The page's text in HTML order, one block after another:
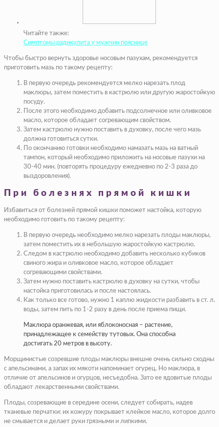
Читайте также:
Симптомы радикулита у мужчин пояснице
Чтобы быстро вернуть здоровье носовым пазухам, рекомендуется
приготовить мазь по такому рецепту:
В первую очередь рекомендуется мелко нарезать плод
маклюры, затем поместить в кастрюлю или другую жаростойкую
посуду.
После этого необходимо добавить подсолнечное или оливковое
масло, которое обладает согревающим свойством.
Затем кастрюлю нужно поставить в духовку, после чего мазь
должна готовиться сутки.
По окончанию готовки необходимо намазать мазь на ватный
тампон, который необходимо приложить на носовые пазухи на
30-40 мин. (повторять процедуру ежедневно по 2-3 раза до
выздоровления).
При болезнях прямой кишки
Избавиться от болезней прямой кишки поможет настойка, которую
необходимо готовить по такому рецепту:
В первую очередь необходимо мелко нарезать плоды маклюры,
затем поместить их в небольшую жаростойкую кастрюлю.
Следом в кастрюлю необходимо добавить несколько кубиков
свиного жира и оливковое масло, которое обладает
согревающими свойствами.
Затем нужно поставить кастрюлю в духовку на сутки, чтобы
настойка приготовилась и после настоялась.
Как только все готово, нужно 1 каплю жидкости разбавить в ст. л.
воды, затем пить по 1-2 разу в день после приема пищи.
Маклюра оранжевая, или яблоконосная – растение,
принадлежащее к семейству тутовых. Она способна
достигать 20 метров в высоту.
Морщинистые созревшие плоды маклюры внешне очень сильно сходны
с апельсинами, а запах их мякоти напоминает огурец. Но маклюра, в
отличие от апельсинов и огурцов, несъедобна. Зато ее ядовитые плоды
обладают лекарственными свойствами.
Плоды, созревающие в середине осени, следует собирать, надев
тканевые перчатки: их кожуру покрывает клейкое масло, которое долго
не смывается и делает руки грязными и липкими.